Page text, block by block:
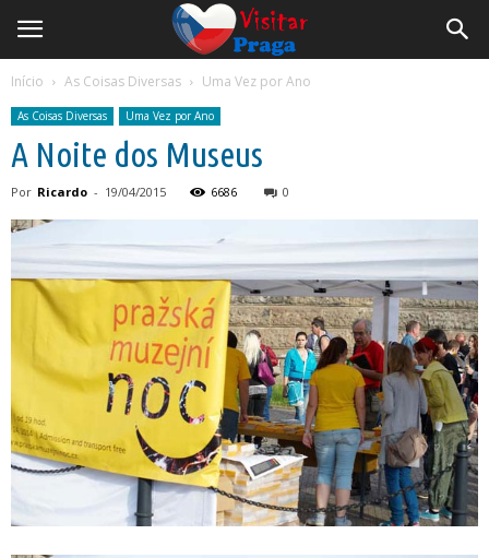
Início As Coisas Diversas Uma Vez por Ano
As Coisas Diversas Uma Vez por Ano
A Noite dos Museus
Por Ricardo - 19/04/2015 6686 0